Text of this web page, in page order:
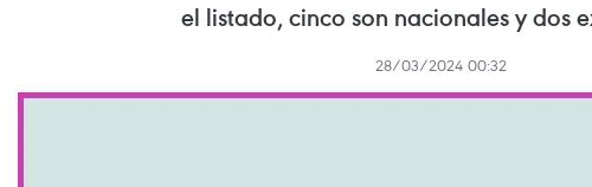
el listado, cinco son nacionales y dos
28/03/2024 00:32